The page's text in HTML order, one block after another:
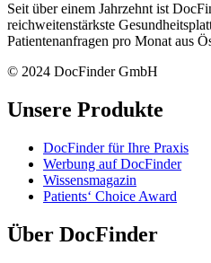
Seit über einem Jahrzehnt ist
reichweitenstärkste
Patientenanfragen pro Monat aus
© 2024 DocFinder GmbH
Unsere Produkte
DocFinder für Ihre Praxis
Werbung auf DocFinder
Wissensmagazin
Patients‘ Choice Award
Über DocFinder